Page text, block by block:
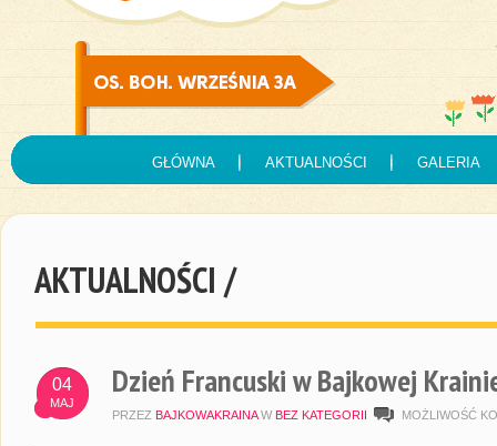
GŁÓWNA AKTUALNOŚCI GALERIA
AKTUALNOŚCI /
04
MAJ
Dzień Francuski w Bajkowej
PRZEZ BAJKOWAKRAINA W BEZ KATEGORII MOŻLIWOŚĆ